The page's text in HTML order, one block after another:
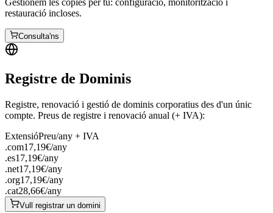
Gestionem les còpies per tu: configuració, monitorització i
restauració incloses.
Consulta'ns
Registre de Dominis
Registre, renovació i gestió de dominis corporatius des d'un únic
compte. Preus de registre i renovació anual (+ IVA):
ExtensióPreu/any + IVA
.com17,19€/any
.es17,19€/any
.net17,19€/any
.org17,19€/any
.cat28,66€/any
Vull registrar un domini